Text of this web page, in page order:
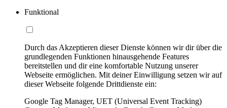
Funktional
Durch das Akzeptieren dieser Dienste können wir dir über die
grundlegenden Funktionen hinausgehende Features
bereitstellen und dir eine komfortable Nutzung unserer
Webseite ermöglichen. Mit deiner Einwilligung setzen wir auf
dieser Webseite folgende Drittdienste ein:
Google Tag Manager, UET (Universal Event Tracking)